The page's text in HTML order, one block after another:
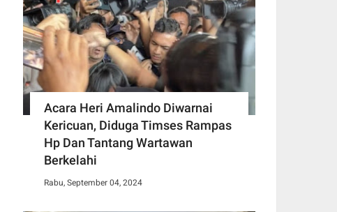
Acara Heri Amalindo Diwarnai
Kericuan, Diduga Timses Rampas
Hp Dan Tantang Wartawan
Berkelahi
Rabu, September 04, 2024